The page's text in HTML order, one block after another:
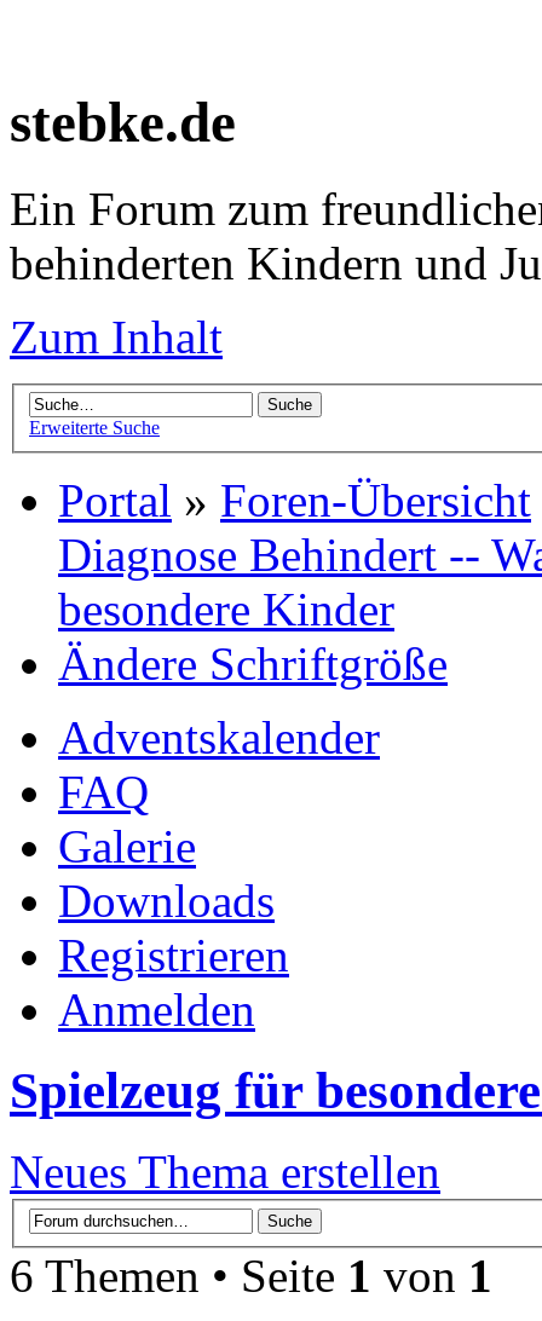
stebke.de
Ein Forum zum
behinderten Kindern und
Zum Inhalt
Erweiterte Suche
Portal » Foren-Übersicht
Diagnose Behindert --
besondere Kinder
Ändere Schriftgröße
Adventskalender
FAQ
Galerie
Downloads
Registrieren
Anmelden
Spielzeug für
Neues Thema erstellen
6 Themen • Seite 1 von 1